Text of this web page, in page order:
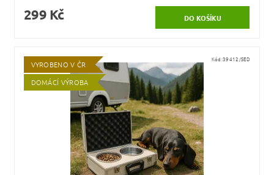
299 Kč
VYROBENO V ČR
DOMÁCÍ VÝROBA
Kód:39412/SED